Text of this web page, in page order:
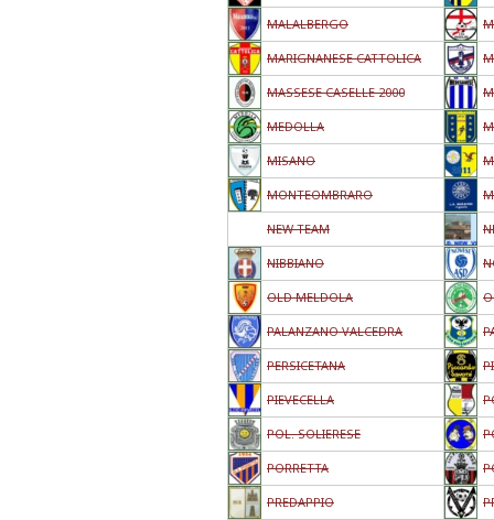
MALALBERGO
MARIGNANESE CATTOLICA
MASSESE CASELLE 2000
MEDOLLA
MISANO
MONTEOMBRARO
NEW TEAM
NIBBIANO
OLD MELDOLA
PALANZANO VALCEDRA
PERSICETANA
PIEVECELLA
POL. SOLIERESE
PORRETTA
PREDAPPIO